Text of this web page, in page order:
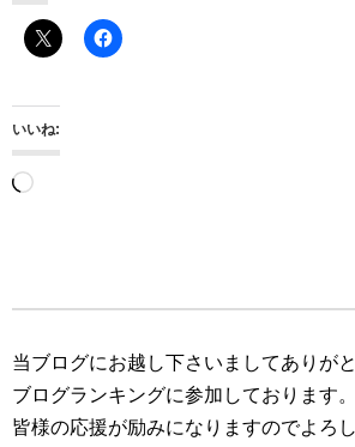
いいね:
読
中…
当ブログにお越し下さいましてありが
ブログランキングに参加しております。
皆様の応援が励みになりますのでよろ